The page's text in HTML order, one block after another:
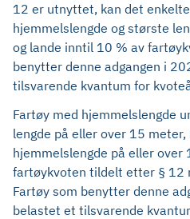
12 er utnyttet, kan det
hjemmelslengde og største
og lande inntil 10 % av
benytter denne adgangen i
tilsvarende kvantum for
Fartøy med hjemmelslengde
lengde på eller over 15
hjemmelslengde på eller over
fartøykvoten tildelt etter § 12
Fartøy som benytter denne
belastet et tilsvarende